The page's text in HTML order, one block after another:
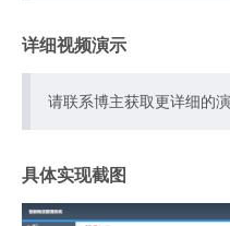
详细视频演示
请联系博主获取更详细的
具体实现截图